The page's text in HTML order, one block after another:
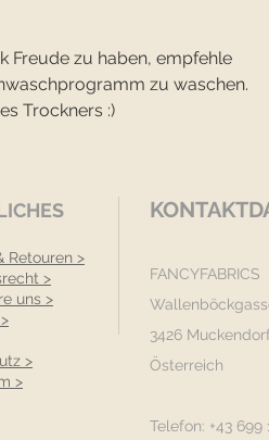
Freude zu haben, empfehle
zu waschen.
Trockners :)
Retouren >
>
uns >
>
>
FANCYFABRICS
3426
Österreich
Telefon: +43 699